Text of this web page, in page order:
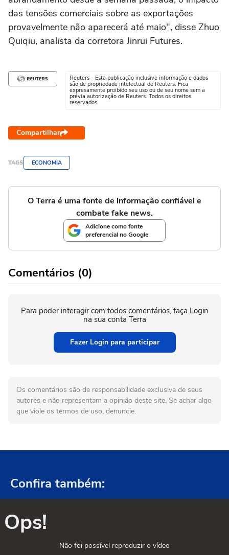
das tensões comerciais sobre as exportações
provavelmente não aparecerá até maio", disse Zhuo
Quiqiu, analista da corretora Jinrui Futures.
Reuters - Esta publicação inclusive informação e dados
são de propriedade intelectual de Reuters. Fica
expresamente proibido seu uso ou de seu nome sem a
prévia autorização de Reuters. Todos os direitos
reservados.
Compartilhar
TAGS ECONOMIA
O Terra é uma fonte de informação confiável e
combate fake news.
Adicione como fonte
preferencial no Google
Comentários (0)
Para poder interagir com todos comentários, faça Login
na sua conta Terra
Fazer Login para participar
Os comentários são de responsabilidade exclusiva de seus
autores e não representam a opinião deste site. Se achar algo
que viole os termos de uso, denuncie.
Confira também:
Ops!
Não foi possível reproduzir o vídeo